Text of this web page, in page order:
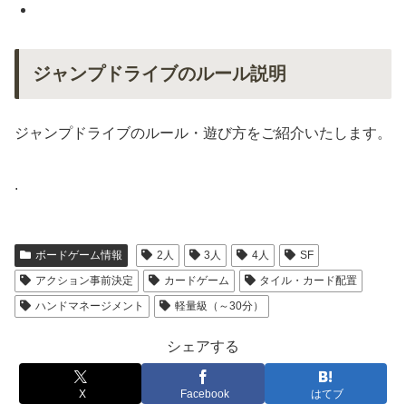
ジャンプドライブのルール説明
ジャンプドライブのルール・遊び方をご紹介いたします。
.
ボードゲーム情報 2人 3人 4人
SF
アクション事前決定
カードゲーム
タイル・カード配置
ハンドマネージメント
軽量級（～30分）
シェアする
X Facebook はてブ